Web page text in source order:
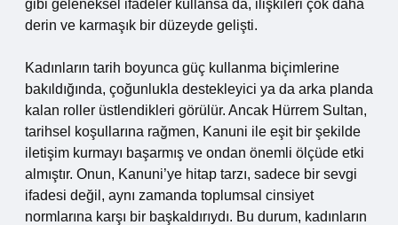
gibi geleneksel ifadeler kullansa da, ilişkileri çok daha
derin ve karmaşık bir düzeyde gelişti.
Kadınların tarih boyunca güç kullanma biçimlerine
bakıldığında, çoğunlukla destekleyici ya da arka planda
kalan roller üstlendikleri görülür. Ancak Hürrem Sultan,
tarihsel koşullarına rağmen, Kanuni ile eşit bir şekilde
iletişim kurmayı başarmış ve ondan önemli ölçüde etki
almıştır. Onun, Kanuni’ye hitap tarzı, sadece bir sevgi
ifadesi değil, aynı zamanda toplumsal cinsiyet
normlarına karşı bir başkaldırıydı. Bu durum, kadınların